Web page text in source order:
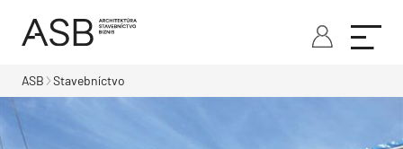
ASB Stavebníctvo